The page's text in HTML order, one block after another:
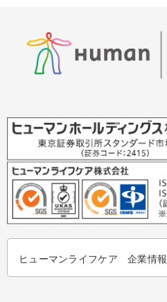
ヒューマンライフケア 企業情報